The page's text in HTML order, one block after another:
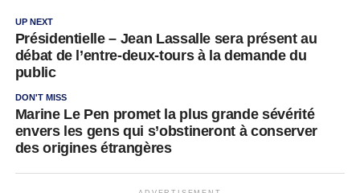
UP NEXT
Présidentielle – Jean Lassalle sera présent au
débat de l’entre-deux-tours à la demande du
public
DON'T MISS
Marine Le Pen promet la plus grande sévérité
envers les gens qui s’obstineront à conserver
des origines étrangères